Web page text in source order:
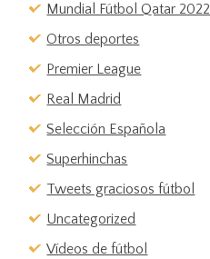
Mundial Fútbol Qatar 2022
Otros deportes
Premier League
Real Madrid
Selección Española
Superhinchas
Tweets graciosos fútbol
Uncategorized
Vídeos de fútbol